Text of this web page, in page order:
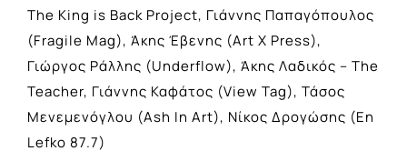
The King is Back Project, Γιάννης Παπαγόπουλος
(Fragile Mag), Άκης Έβενης (Art X Press),
Γιώργος Ράλλης (Underflow), Άκης Λαδικός – The
Teacher, Γιάννης Καφάτος (View Tag), Τάσος
Μενεμενόγλου (Ash In Art), Νίκος Δρογώσης (En
Lefko 87.7)